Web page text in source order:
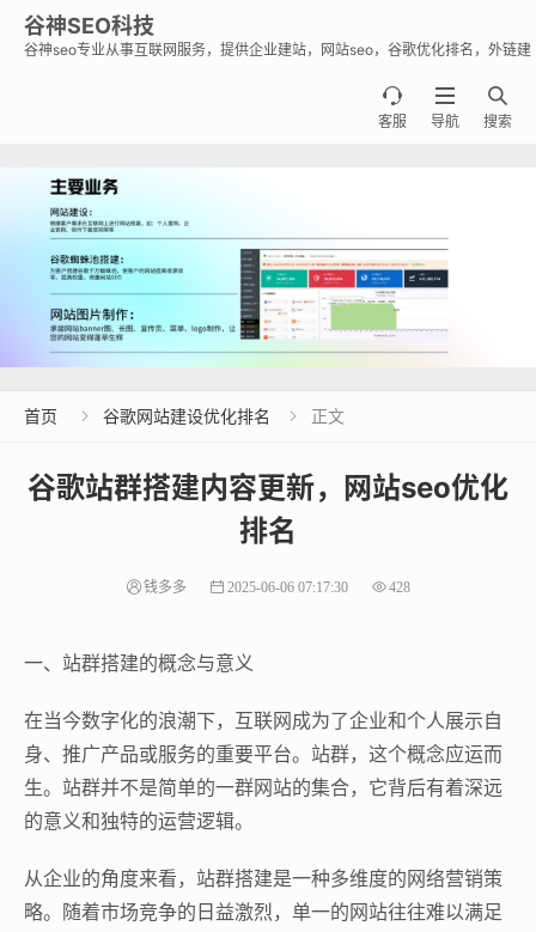
谷神SEO科技
谷神seo专业从事互联网服务，提供企业建站，网站seo，谷歌优化排名，外链建

搜索

导航

客服
首页  谷歌网站建设优化排名  正文
谷歌站群搭建内容更新，网站seo优化
排名
钱多多 2025-06-06 07:17:30 428
一、站群搭建的概念与意义
在当今数字化的浪潮下，互联网成为了企业和个人展示自
身、推广产品或服务的重要平台。站群，这个概念应运而
生。站群并不是简单的一群网站的集合，它背后有着深远
的意义和独特的运营逻辑。
从企业的角度来看，站群搭建是一种多维度的网络营销策
略。随着市场竞争的日益激烈，单一的网站往往难以满足